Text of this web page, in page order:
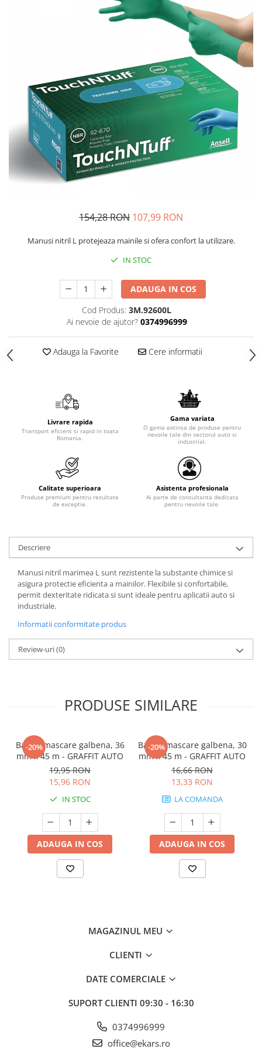
Pahare de amestec
Curatare
Tinichigerie
154,28 RON 107,99 RON
Manusi nitril L protejeaza mainile si ofera confort la utilizare.
IN STOC
ADAUGA IN COS
Cod Produs: 3M.92600L
Ai nevoie de ajutor? 0374996999
Adauga la Favorite Cere informatii
Livrare rapida
Transport eficient si rapid in toata
Romania.
Gama variata
O gama extinsa de produse pentru
nevoile tale din sectorul auto si
industrial.
Calitate superioara
Produse premium pentru rezultate
de exceptie.
Asistenta profesionala
Ai parte de consultanta dedicata
pentru nevoile tale.
Descriere
Manusi nitril marimea L sunt rezistente la substante chimice si
asigura protectie eficienta a mainilor. Flexibile si confortabile,
permit dexteritate ridicata si sunt ideale pentru aplicatii auto si
industriale.
Informatii conformitate produs
Review-uri(0)
PRODUSE SIMILARE
-20%
Banda mascare galbena, 36
mm x 45 m - GRAFFIT AUTO
19,95 RON
15,96 RON
IN STOC
ADAUGA IN COS
-20%
Banda mascare galbena, 30
mm x 45 m - GRAFFIT AUTO
16,66 RON
13,33 RON
LA COMANDA
ADAUGA IN COS
MAGAZINUL MEU
CLIENTI
DATE COMERCIALE
SUPORT CLIENTI 09:30 - 16:30
0374996999
office@ekars.ro